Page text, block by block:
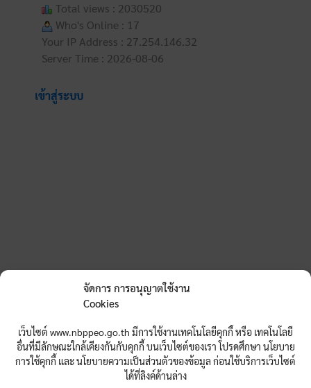
จัดการ การอนุญาตใช้งาน
Cookies
เว็บไซต์ www.nbppeo.go.th มีการใช้งานเทคโนโลยีคุกกี้ หรือ เทคโนโลยี
อื่นที่มีลักษณะใกล้เคียงกันกับคุกกี้ บนเว็บไซต์ของเรา โปรดศึกษา นโยบาย
การใช้คุกกี้ และ นโยบายความเป็นส่วนตัวของข้อมูล ก่อนใช้บริการเว็บไซต์
ได้ที่ลิงค์ด้านล่าง
Total views : 2030520
Who's Online : 17
Your IP Address : 27.254.146.32
Server Time : 2026-08-06
เข้าสู่ระบบ